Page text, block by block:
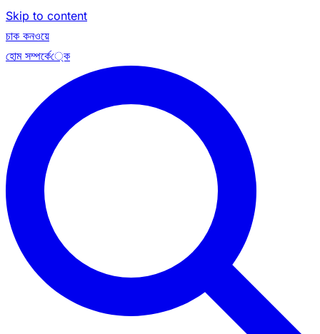
Skip to content
চাক কনওয়ে
হোম সম্পর্কে